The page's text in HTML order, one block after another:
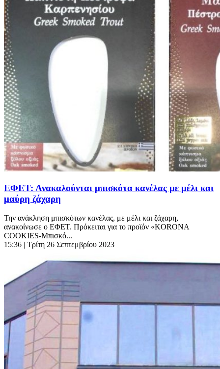
ΕΦΕΤ: Ανακαλούνται μπισκότα κανέλας με μέλι και
μαύρη ζάχαρη
Την ανάκληση μπισκότων κανέλας, με μέλι και ζάχαρη,
ανακοίνωσε ο ΕΦΕΤ. Πρόκειται για το προϊόν «KORONA
COOKIES-Μπισκό...
15:36 | Τρίτη 26 Σεπτεμβρίου 2023